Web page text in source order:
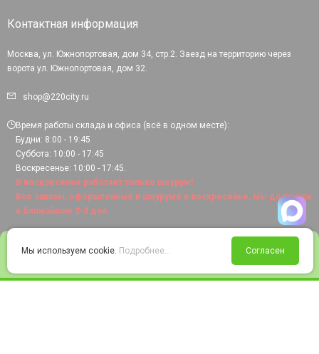
Войти Избранное Корзина
Контактная информация
Москва, ул. Южнопортовая, дом 34, стр.2. Заезд на территорию через
ворота ул. Южнопортовая, дом 32.
shop@220city.ru
Время работы склада и офиса (всё в одном месте):
Будни: 8:00 - 19:45
Суббота: 10:00 - 17:45
Воскресенье: 10:00 - 17:45.
В воскресенье работает только шоурум!
Все заказы, оформленные в шоуруме в воскресенье, мы доставим
в ближайшие 2-3 дня.
Мы используем cookie. Подробнее... Согласен